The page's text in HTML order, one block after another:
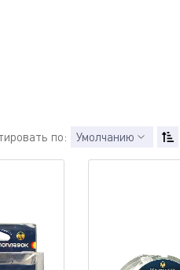
по: Умолчанию